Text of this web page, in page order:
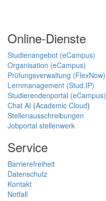
Online-Dienste
Studienangebot (eCampus)
Organisation (eCampus)
Prüfungsverwaltung (FlexNow)
Lernmanagement (Stud.IP)
Studierendenportal (eCampus)
Chat AI (Academic Cloud)
Stellenausschreibungen
Jobportal stellenwerk
Service
Barrierefreiheit
Datenschutz
Kontakt
Notfall